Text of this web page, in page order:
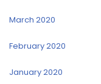
March 2020
February 2020
January 2020